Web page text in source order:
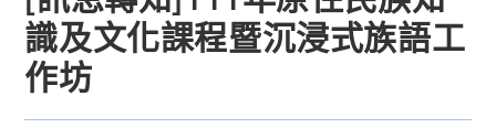
識及文化課程暨沉浸式族語工
作坊